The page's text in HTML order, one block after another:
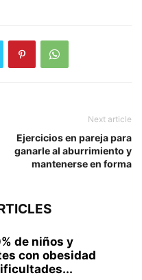
Next article
Ejercicios en pareja para
ganarle al aburrimiento y
mantenerse en forma
de niños y
con obesidad